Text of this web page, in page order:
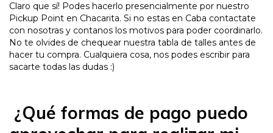
Claro que sí! Podes hacerlo presencialmente por nuestro
Pickup Point en Chacarita. Si no estas en Caba contactate
con nosotras y contanos los motivos para poder coordinarlo.
No te olvides de chequear nuestra tabla de talles antes de
hacer tu compra. Cualquiera cosa, nos podes escribir para
sacarte todas las dudas :)
¿Qué formas de pago puedo